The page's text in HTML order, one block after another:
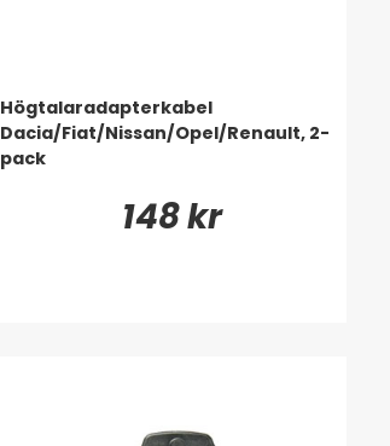
Högtalaradapterkabel
Dacia/Fiat/Nissan/Opel/Renault, 2-
pack
148 kr